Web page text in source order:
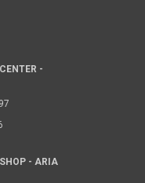
-
- ARIA